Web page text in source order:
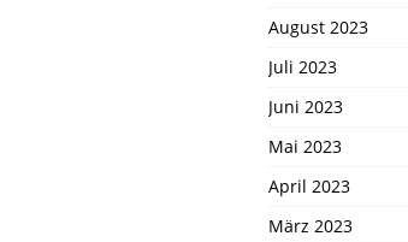
August 2023
Juli 2023
Juni 2023
Mai 2023
April 2023
März 2023